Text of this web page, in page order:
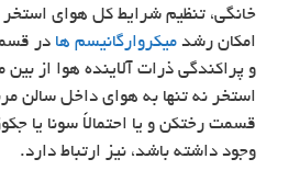
خانگی، تنظیم شرایط کل هوای
امکان رشد میکروارگانیسم ها در
و پراکندگی ذرات آلاینده هوا از بین
استخر نه تنها به هوای داخل سالن
قسمت رختکن و یا احتمالاً سونا یا
وجود داشته باشد، نیز ارتباط دارد.